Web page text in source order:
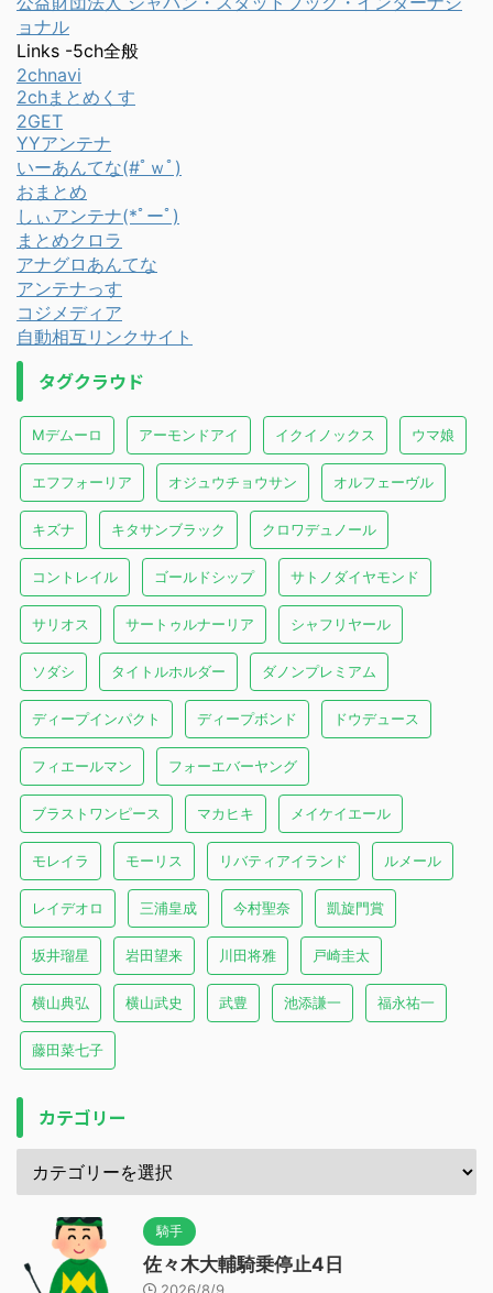
ョナル
Links -5ch全般
2chnavi
2chまとめくす
2GET
YYアンテナ
いーあんてな(#ﾟｗﾟ)
おまとめ
しぃアンテナ(*ﾟーﾟ)
まとめクロラ
アナグロあんてな
アンテナっす
コジメディア
自動相互リンクサイト
タグクラウド
Mデムーロ アーモンドアイ イクイノックス ウマ娘
エフフォーリア オジュウチョウサン オルフェーヴル
キズナ キタサンブラック クロワデュノール
コントレイル ゴールドシップ サトノダイヤモンド
サリオス サートゥルナーリア シャフリヤール
ソダシ タイトルホルダー ダノンプレミアム
ディープインパクト ディープボンド ドウデュース
フィエールマン フォーエバーヤング
ブラストワンピース マカヒキ メイケイエール
モレイラ モーリス リバティアイランド ルメール
レイデオロ 三浦皇成 今村聖奈 凱旋門賞
坂井瑠星 岩田望来 川田将雅 戸崎圭太
横山典弘 横山武史 武豊 池添謙一 福永祐一
藤田菜七子
カテゴリー
騎手
佐々木大輔騎乗停止4日
2026/8/9